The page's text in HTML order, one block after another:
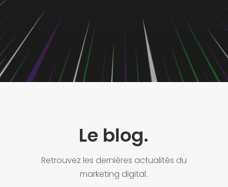
Le blog.
Retrouvez les dernières actualités du
marketing digital.